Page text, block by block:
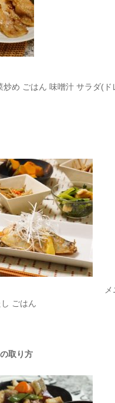
炒め ごはん 味噌汁 サラダ(ド
ごはん
取り方